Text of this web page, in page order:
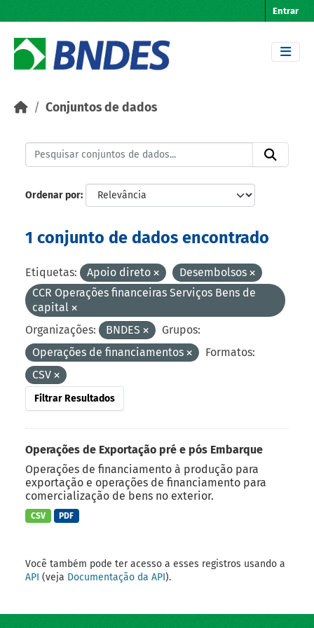
Entrar
Conjuntos de dados
Ordenar por
1 conjunto de dados encontrado
Etiquetas: Apoio direto
Desembolsos
CCR Operações financeiras Serviços Bens de
capital
Organizações:
BNDES
Grupos:
Operações de financiamentos
Formatos:
CSV
Filtrar Resultados
Operações de Exportação pré e pós Embarque
Operações de financiamento à produção para
exportação e operações de financiamento para
comercialização de bens no exterior.
CSV PDF
Você também pode ter acesso a esses registros usando a
API (veja Documentação da API).